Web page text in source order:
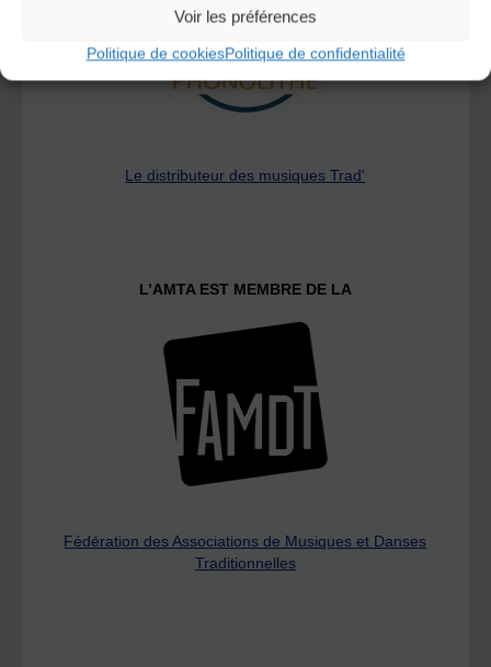
Voir les préférences
Politique de cookiesPolitique de confidentialité
Le distributeur des musiques Trad'
L’AMTA EST MEMBRE DE LA
Fédération des Associations de Musiques et Danses
Traditionnelles